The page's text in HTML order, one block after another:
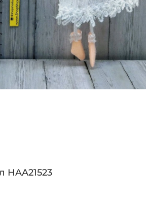
HAA21523